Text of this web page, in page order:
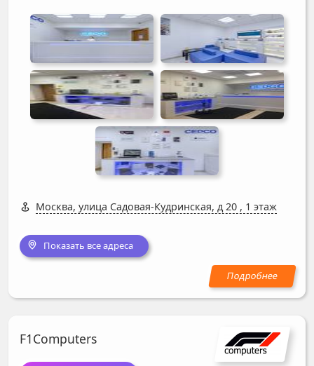
Москва, улица Садовая-Кудринская, д 20 , 1 этаж
Показать все адреса
F1Computers